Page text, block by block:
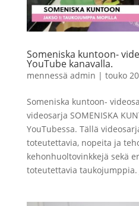
Someniska kuntoon-
YouTube kanavalla.
mennessä admin | touko
Someniska kuntoon-
videosarja SOMENISKA
YouTubessa. Tällä
toteutettavia, nopeita ja
kehonhuoltovinkkejä sekä
toteutettavia taukojumppia.